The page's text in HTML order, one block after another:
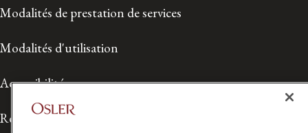
Modalités de prestation de services
Modalités d'utilisation
Accessibilité
Relations avec les médias